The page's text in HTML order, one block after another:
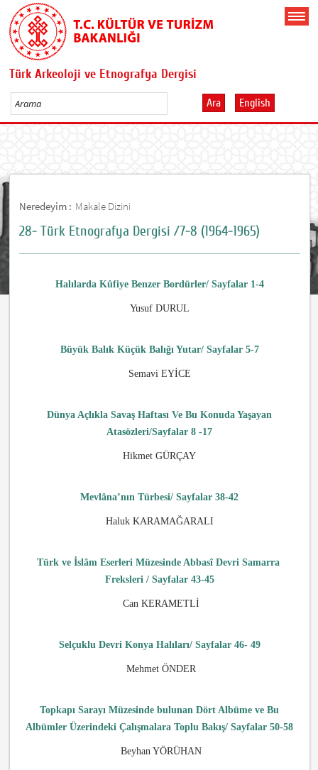
Türk Arkeoloji ve Etnografya Dergisi
Ara English
Neredeyim : Makale Dizini
28- Türk Etnografya Dergisi /7-8 (1964-1965)
Halılarda Kûfiye Benzer Bordürler/ Sayfalar 1-4
Yusuf DURUL
Büyük Balık Küçük Balığı Yutar/ Sayfalar 5-7
Semavi EYİCE
Dünya Açlıkla Savaş Haftası Ve Bu Konuda Yaşayan
Atasözleri/Sayfalar 8 -17
Hikmet GÜRÇAY
Mevlâna’nın Türbesi/ Sayfalar 38-42
Haluk KARAMAĞARALI
Türk ve İslâm Eserleri Müzesinde Abbasî Devri Samarra
Freksleri / Sayfalar 43-45
Can KERAMETLİ
Selçuklu Devri Konya Halıları/ Sayfalar 46- 49
Mehmet ÖNDER
Topkapı Sarayı Müzesinde bulunan Dört Albü­me ve Bu
Albümler Üzerindeki Çalışmalara Toplu Bakış/ Sayfalar 50-58
Beyhan YÖRÜHAN